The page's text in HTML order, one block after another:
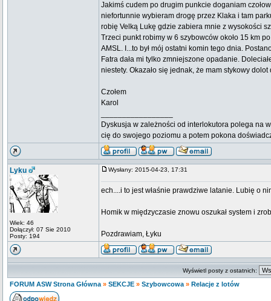
Jakimś cudem po drugim punkcie doganiam
niefortunnie wybieram drogę przez Klaka i tam
robię Velką Lukę gdzie zabiera mnie z wysokości
Trzeci punkt robimy w 6 szybowców około 15 km
AMSL. I...to był mój ostatni komin tego dnia.
Fatra dała mi tylko zmniejszone opadanie.
niestety. Okazało się jednak, że mam stykowy
Czołem
Karol
Dyskusja w zależności od interlokutora polega na
cię do swojego poziomu a potem pokona
Lyku
Wiek: 46
Dołączył: 07 Sie 2010
Posty: 194
Wysłany: 2015-04-23, 17:31
ech....i to jest właśnie prawdziwe latanie. Lubię o
Homik w międzyczasie znowu oszukał system i
Pozdrawiam, Łyku
Wyświetl posty z ostatnich:
FORUM ASW Strona Główna » SEKCJE » Szybowcowa » Relacje z lotów